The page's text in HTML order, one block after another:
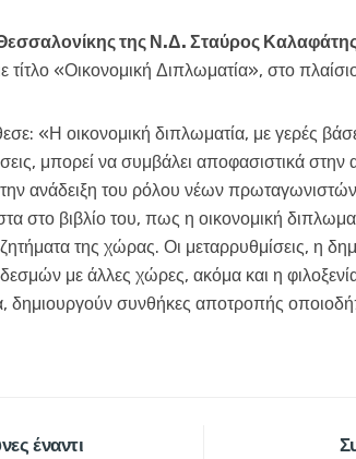
της Ν.Δ. Σταύρος
«Οικονομική Διπλωματία», στο
«Η οικονομική διπλωματία, με γερές
μπορεί να συμβάλει αποφασιστικά
ανάδειξη του ρόλου νέων
στο βιβλίο του, πως η οικονομική
της χώρας. Οι μεταρρυθμίσεις, η
με άλλες χώρες, ακόμα και η
συνθήκες αποτροπής
έναντι